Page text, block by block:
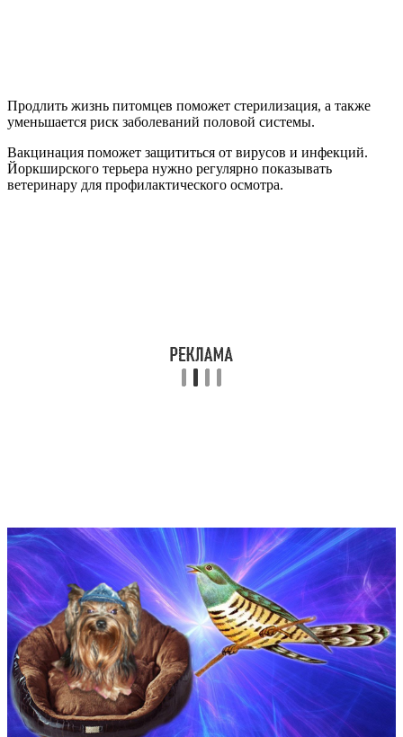
Продлить жизнь питомцев поможет стерилизация, а также
уменьшается риск заболеваний половой системы.
Вакцинация поможет защититься от вирусов и инфекций.
Йоркширского терьера нужно регулярно показывать
ветеринару для профилактического осмотра.